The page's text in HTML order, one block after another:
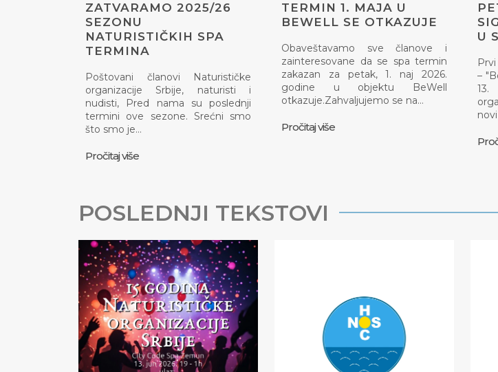
ZATVARAMO 2025/26
SEZONU
NATURISTIČKIH SPA
TERMINA
Poštovani članovi Naturističke
organizacije Srbije, naturisti i
nudisti, Pred nama su poslednji
termini ove sezone. Srećni smo
što smo je…
Pročitaj više
TERMIN 1. MAJA U
BEWELL SE OTKAZUJE
Obaveštavamo sve članove i
zainteresovane da se spa termin
zakazan za petak, 1. naj 2026.
godine u objektu BeWell
otkazuje.Zahvaljujemo se na…
Pročitaj više
U
–
POSLEDNJI TEKSTOVI